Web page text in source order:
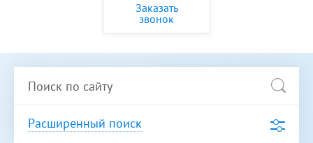
Заказать
звонок
Расширенный поиск